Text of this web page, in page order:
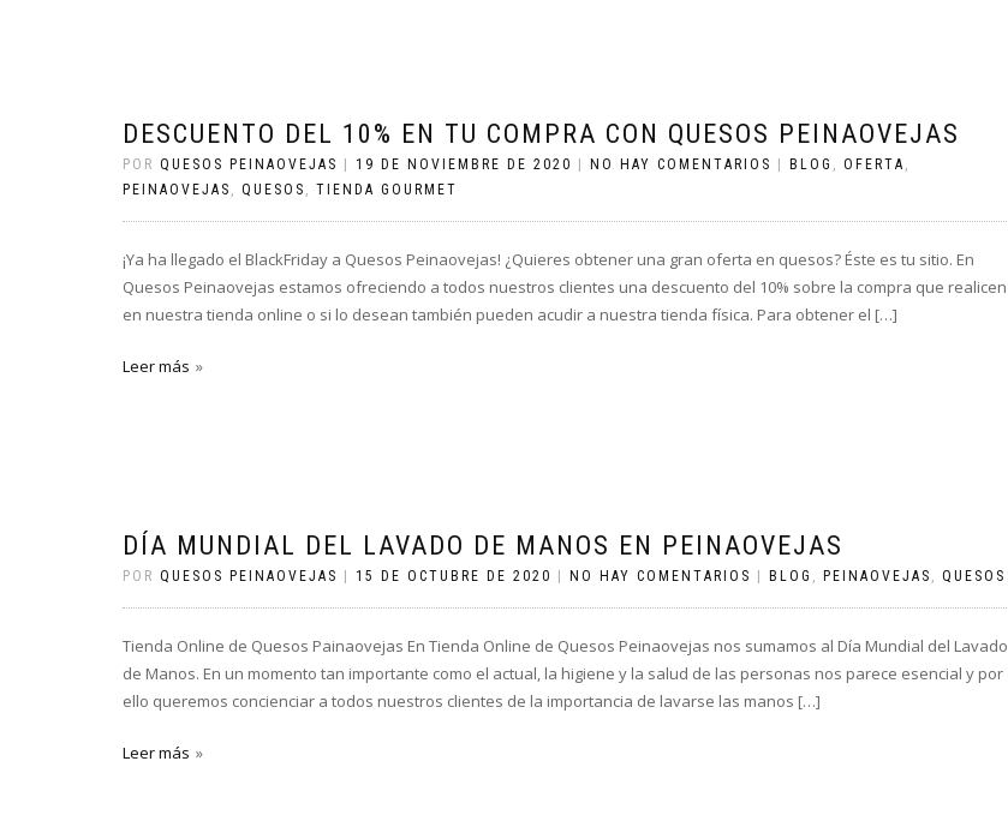
DESCUENTO DEL 10% EN TU COMPRA CON QUESOS PEINAOVEJAS
POR QUESOS PEINAOVEJAS 19 DE NOVIEMBRE DE 2020 NO HAY COMENTARIOS BLOG , OFERTA ,
PEINAOVEJAS , QUESOS , TIENDA GOURMET
¡Ya ha llegado el BlackFriday a Quesos Peinaovejas! ¿Quieres obtener una gran oferta en quesos? Éste es tu sitio. En
Quesos Peinaovejas estamos ofreciendo a todos nuestros clientes una descuento del 10% sobre la compra que realicen
en nuestra tienda online o si lo desean también pueden acudir a nuestra tienda física. Para obtener el […]
Leer más
DÍA MUNDIAL DEL LAVADO DE MANOS EN PEINAOVEJAS
POR QUESOS PEINAOVEJAS 15 DE OCTUBRE DE 2020 NO HAY COMENTARIOS BLOG , PEINAOVEJAS , QUESOS
Tienda Online de Quesos Painaovejas En Tienda Online de Quesos Peinaovejas nos sumamos al Día Mundial del Lavado
de Manos. En un momento tan importante como el actual, la higiene y la salud de las personas nos parece esencial y por
ello queremos concienciar a todos nuestros clientes de la importancia de lavarse las manos […]
Leer más